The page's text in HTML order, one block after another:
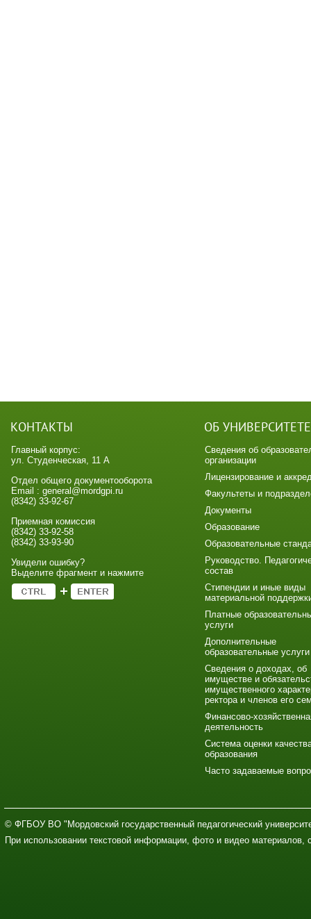
КОНТАКТЫ
Главный корпус:
ул. Студенческая, 11 А
Отдел общего документооборота
Email : general@mordgpi.ru
(8342) 33-92-67
Приемная комиссия
(8342) 33-92-58
(8342) 33-93-90
Увидели ошибку?
Выделите фрагмент и нажмите
ОБ УНИВЕРСИТЕТЕ
Сведения об
организации
Лицензирование и
Факультеты и
Документы
Образование
Образовательные
Руководство.
состав
Стипендии и иные виды
материальной
Платные
услуги
Дополнительные
образовательные услуги
Сведения о доходах, об
имуществе и
имущественного
ректора и членов его
Финансово-
деятельность
Система оценки
образования
Часто задаваемые
© ФГБОУ ВО "Мордовский государственный педагогический
При использовании текстовой информации, фото и видео материалов,